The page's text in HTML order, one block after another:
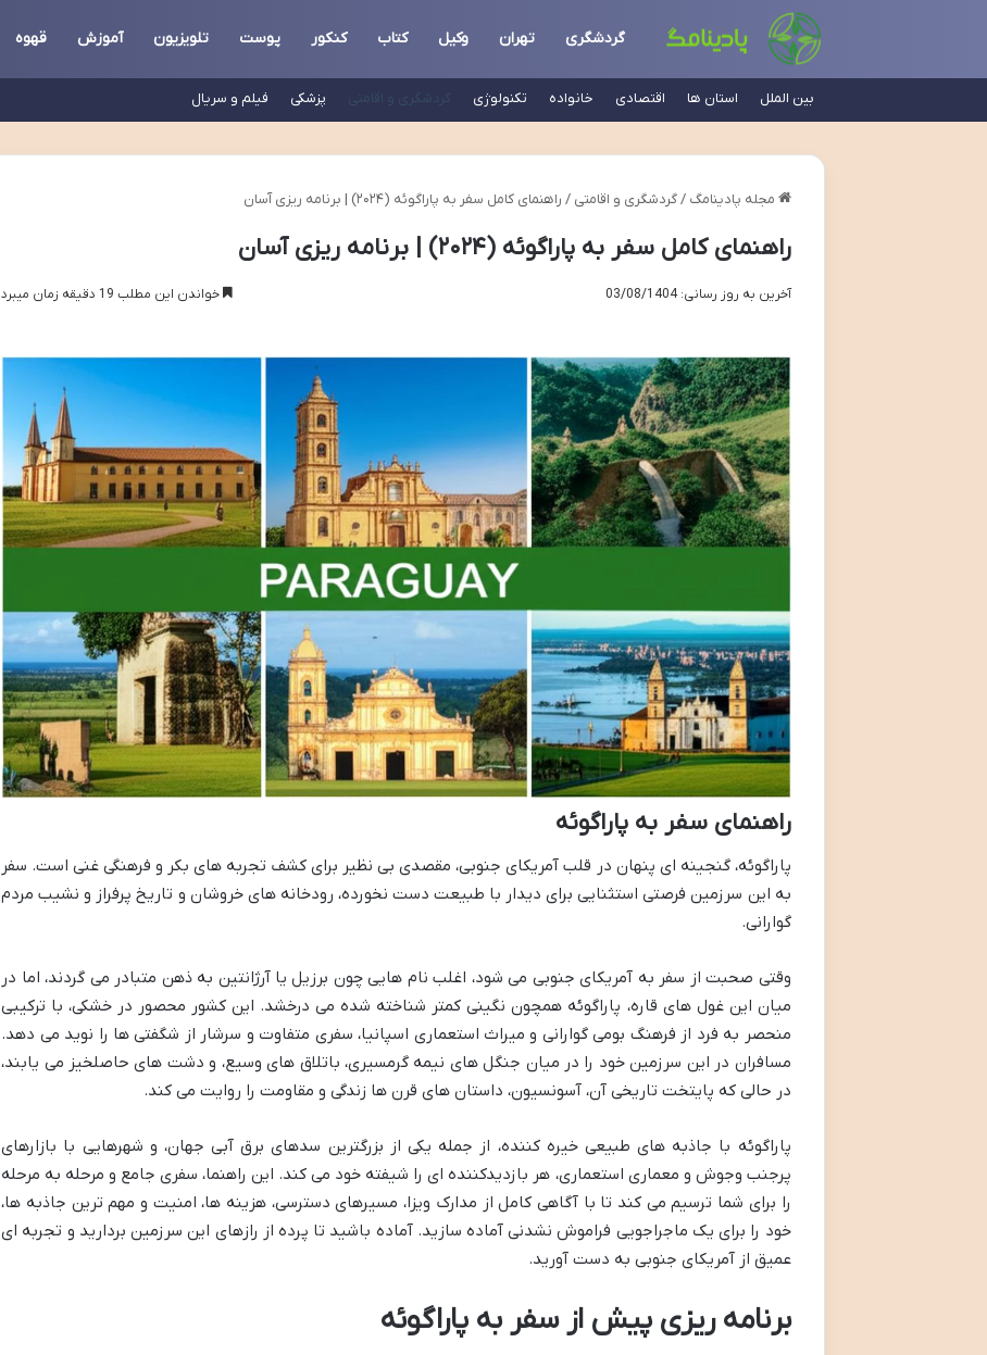
گردشگری تهران وکیل کتاب کنکور پوست تلویزیون آموزش قهوه
بین الملل استان ها اقتصادی خانواده تکنولوژی گردشگری و اقامتی پزشکی فیلم و سریال
مجله پادینامگ / گردشگری و اقامتی / راهنمای کامل سفر به پاراگوئه (۲۰۲۴) | برنامه ریزی آسان
راهنمای کامل سفر به پاراگوئه (۲۰۲۴) | برنامه ریزی آسان
آخرین به روز رسانی: 03/08/1404 خواندن این مطلب 19 دقیقه زمان میبرد
راهنمای سفر به پاراگوئه
پاراگوئه، گنجینه ای پنهان در قلب آمریکای جنوبی، مقصدی بی نظیر برای کشف تجربه های بکر و فرهنگی غنی است. سفر
به این سرزمین فرصتی استثنایی برای دیدار با طبیعت دست نخورده، رودخانه های خروشان و تاریخ پرفراز و نشیب مردم
گوارانی.
وقتی صحبت از سفر به آمریکای جنوبی می شود، اغلب نام هایی چون برزیل یا آرژانتین به ذهن متبادر می گردند، اما در
میان این غول های قاره، پاراگوئه همچون نگینی کمتر شناخته شده می درخشد. این کشور محصور در خشکی، با ترکیبی
منحصر به فرد از فرهنگ بومی گوارانی و میراث استعماری اسپانیا، سفری متفاوت و سرشار از شگفتی ها را نوید می دهد.
مسافران در این سرزمین خود را در میان جنگل های نیمه گرمسیری، باتلاق های وسیع، و دشت های حاصلخیز می یابند،
در حالی که پایتخت تاریخی آن، آسونسیون، داستان های قرن ها زندگی و مقاومت را روایت می کند.
پاراگوئه با جاذبه های طبیعی خیره کننده، از جمله یکی از بزرگترین سدهای برق آبی جهان، و شهرهایی با بازارهای
پرجنب وجوش و معماری استعماری، هر بازدیدکننده ای را شیفته خود می کند. این راهنما، سفری جامع و مرحله به مرحله
را برای شما ترسیم می کند تا با آگاهی کامل از مدارک ویزا، مسیرهای دسترسی، هزینه ها، امنیت و مهم ترین جاذبه ها،
خود را برای یک ماجراجویی فراموش نشدنی آماده سازید. آماده باشید تا پرده از رازهای این سرزمین بردارید و تجربه ای
عمیق از آمریکای جنوبی به دست آورید.
برنامه ریزی پیش از سفر به پاراگوئه